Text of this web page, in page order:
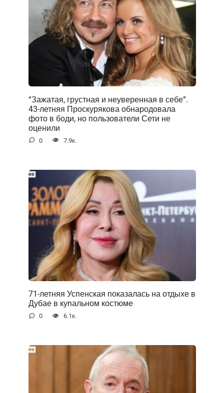
“Зажатая, грустная и неуверенная в себе”.
43-летняя Проскурякова обнародовала
фото в боди, но пользователи Сети не
оценили
0 7.9к.
71-летняя Успенская показалась на отдыхе в
Дубае в куnальном костюме
0 6.1к.